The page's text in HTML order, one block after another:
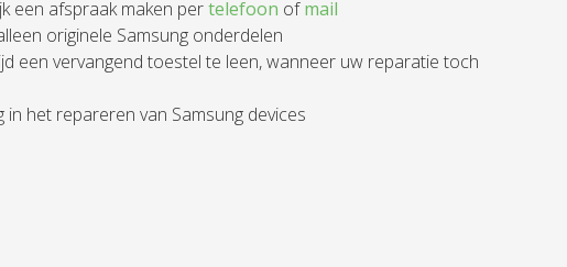
een afspraak maken pertelefoon ofmail
originele Samsung onderdelen
een vervangend toestel te leen, wanneer uw reparatie toch
in het repareren van Samsung devices